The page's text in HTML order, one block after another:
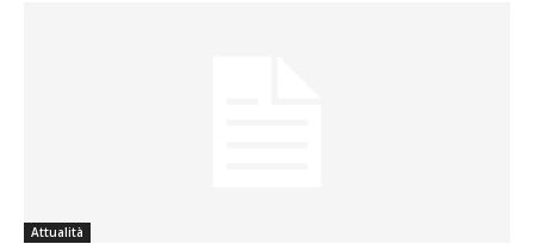
Attualità